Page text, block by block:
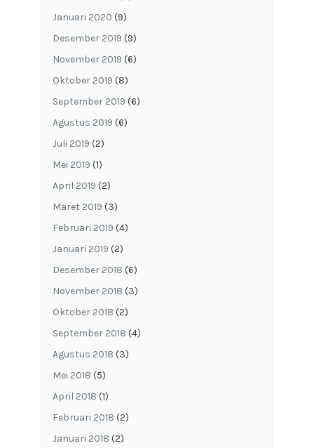
Januari 2020 (9)
Desember 2019 (9)
November 2019 (6)
Oktober 2019 (8)
September 2019 (6)
Agustus 2019 (6)
Juli 2019 (2)
Mei 2019 (1)
April 2019 (2)
Maret 2019 (3)
Februari 2019 (4)
Januari 2019 (2)
Desember 2018 (6)
November 2018 (3)
Oktober 2018 (2)
September 2018 (4)
Agustus 2018 (3)
Mei 2018 (5)
April 2018 (1)
Februari 2018 (2)
Januari 2018 (2)